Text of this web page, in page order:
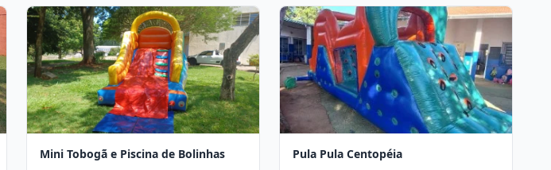
Mini Tobogã e Piscina de Bolinhas Pula Pula Centopéia